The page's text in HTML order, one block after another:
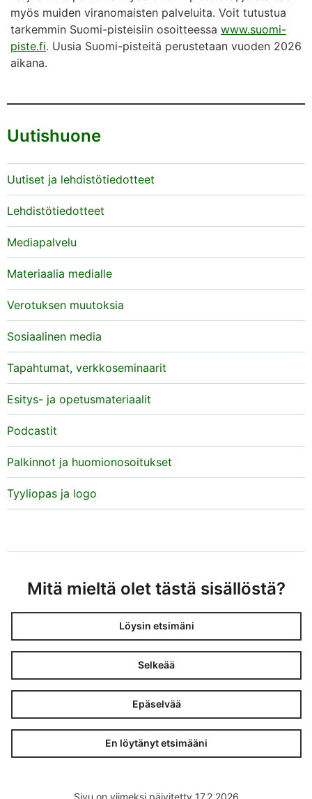
myös muiden viranomaisten palveluita. Voit tutustua
tarkemmin Suomi-pisteisiin osoitteessa www.suomi-
piste.fi. Uusia Suomi-pisteitä perustetaan vuoden 2026
aikana.
Uutishuone
Uutiset ja lehdistötiedotteet
Lehdistötiedotteet
Mediapalvelu
Materiaalia medialle
Verotuksen muutoksia
Sosiaalinen media
Tapahtumat, verkkoseminaarit
Esitys- ja opetusmateriaalit
Podcastit
Palkinnot ja huomionosoitukset
Tyyliopas ja logo
Mitä mieltä olet tästä sisällöstä?
Löysin etsimäni
Selkeää
Epäselvää
En löytänyt etsimääni
Sivu on viimeksi päivitetty 17.2.2026